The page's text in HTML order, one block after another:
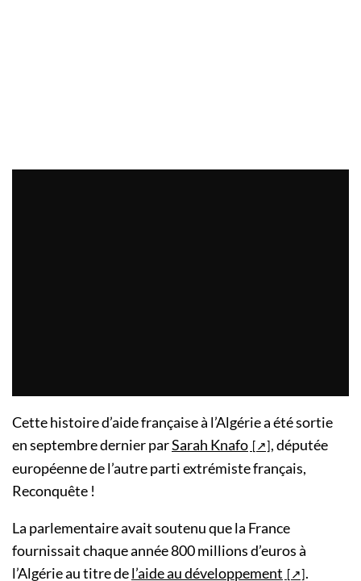
Cette histoire d’aide française à l’Algérie a été sortie
en septembre dernier parSarah Knafo
, députée
européenne de l’autre parti extrémiste français,
Reconquête !
La parlementaire avait soutenu que la France
fournissait chaque année 800 millions d’euros à
l’Algérie au titre del’aide au développement .